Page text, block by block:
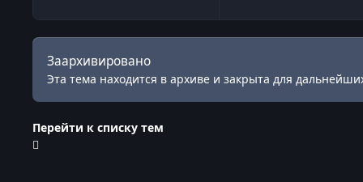
Заархивировано
Эта тема находится в архиве и закрыта для
Перейти к списку тем